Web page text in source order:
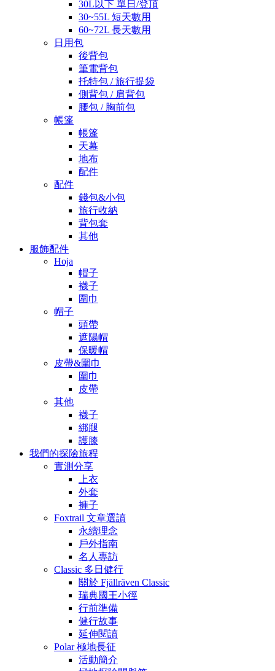
30L以下 單日/登頂
30~55L 短天數用
60~72L 長天數用
日用包
後背包
筆電背包
托特包 / 旅行提袋
側背包 / 肩背包
腰包 / 胸前包
帳篷
帳篷
天幕
地布
配件
配件
錢包&小包
旅行收納
背包套
其他
服飾配件
Hoja
帽子
襪子
圍巾
帽子
頭帶
遮陽帽
保暖帽
皮帶&圍巾
圍巾
皮帶
其他
襪子
綁腿
護膝
我們的探險旅程
實測分享
上衣
外套
褲子
Foxtrail 文章選讀
永續理念
戶外指南
名人專訪
Classic 多日健行
關於 Fjällräven Classic
瑞典國王小徑
行前準備
健行故事
延伸閱讀
Polar 極地長征
活動簡介